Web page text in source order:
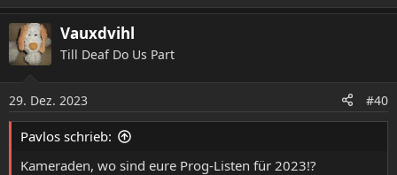
Vauxdvihl
Till Deaf Do Us Part
29. Dez. 2023 #40
Pavlos schrieb:
Kameraden, wo sind eure Prog-Listen für 2023!?